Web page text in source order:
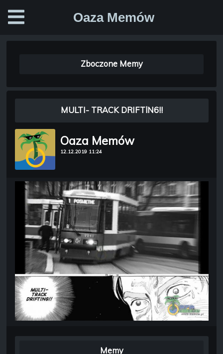
Oaza Memów
Zboczone Memy
Oaza Memów
12.12.2019 11:24
MULTI- TRACK DRIFTlN6!!
Memy